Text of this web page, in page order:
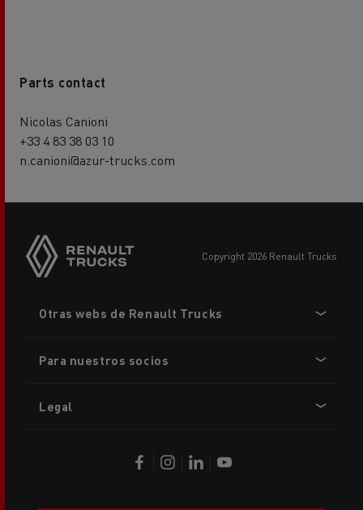
Parts contact
Nicolas Canioni
+33 4 83 38 03 10
n.canioni@azur-trucks.com
copyright 2026 Renault Trucks
menu
Otras webs de Renault Trucks
Para nuestros socios
Legal